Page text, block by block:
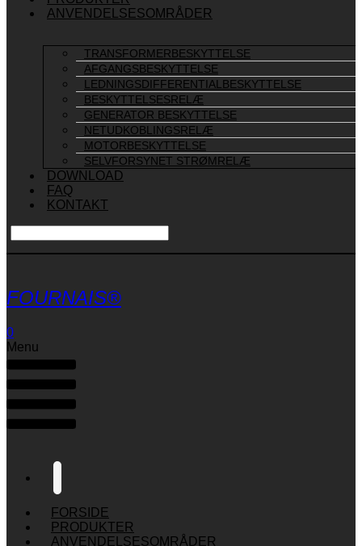
ANVENDELSESOMRÅDER
TRANSFORMERBESKYTTELSE
AFGANGSBESKYTTELSE
LEDNINGSDIFFERENTIALBESKYTTELSE
BESKYTTELSESRELÆ
GENERATOR BESKYTTELSE
NETUDKOBLINGSRELÆ
MOTORBESKYTTELSE
SELVFORSYNET STRØMRELÆ
DOWNLOAD
FAQ
KONTAKT
FOURNAIS®
0
Menu
FORSIDE
PRODUKTER
ANVENDELSESOMRÅDER